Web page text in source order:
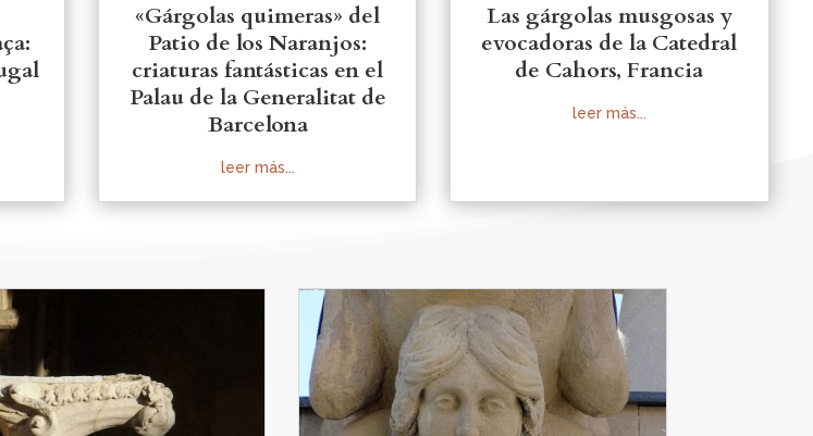
«Gárgolas quimeras» del
Patio de los Naranjos:
criaturas fantásticas en el
Palau de la Generalitat de
Barcelona
leer más...
Las gárgolas musgosas y
evocadoras de la Catedral
de Cahors, Francia
leer más...